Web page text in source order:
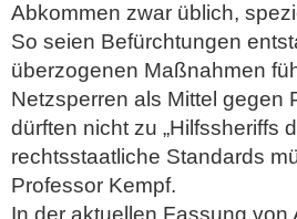
Abkommen zwar üblich,
So seien Befürchtungen
überzogenen Maßnahmen
Netzsperren als Mittel gegen
dürften nicht zu „Hilfssheriffs
rechtsstaatliche Standards
Professor Kempf.
In der aktuellen Fassung von